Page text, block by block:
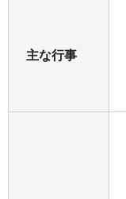
主な行事